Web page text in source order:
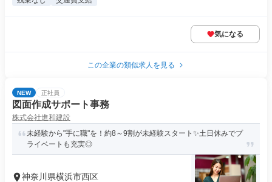
気になる
この企業の類似求人を見る
NEW 正社員
図面作成サポート事務
株式会社進和建設
未経験から"手に職"を！約8～9割が未経験スタート✨土日休みでプ
ライベートも充実◎
神奈川県横浜市西区